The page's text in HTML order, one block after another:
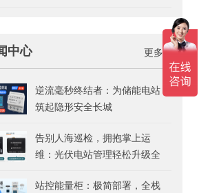
中心 更多>>
逆流毫秒终结者：为储能电站
筑起隐形安全长城
告别人海巡检，拥抱掌上运
维：光伏电站管理轻松升级全
站控能量柜：极简部署，全栈